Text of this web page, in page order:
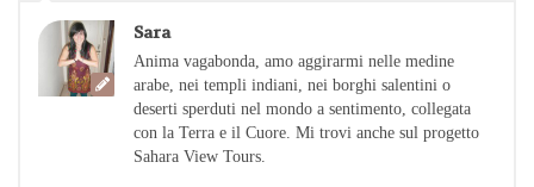
Sara
Anima vagabonda, amo aggirarmi nelle medine
arabe, nei templi indiani, nei borghi salentini o
deserti sperduti nel mondo a sentimento, collegata
con la Terra e il Cuore. Mi trovi anche sul progetto
Sahara View Tours.